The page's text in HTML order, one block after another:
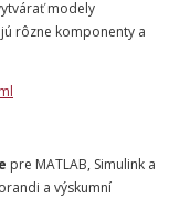
modely
rôzne komponenty a
pre MATLAB, Simulink a
a výskumní